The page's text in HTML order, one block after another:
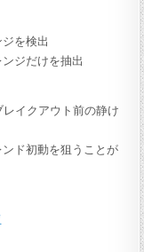
を検出
ジだけを抽出
イクアウト前の静け
ド初動を狙うことが